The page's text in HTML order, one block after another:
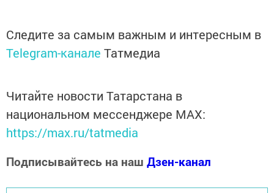
Следите за самым важным и интересным в
Telegram-канале Татмедиа
Читайте новости Татарстана в
национальном мессенджере MАХ:
https://max.ru/tatmedia
Подписывайтесь на наш Дзен-канал